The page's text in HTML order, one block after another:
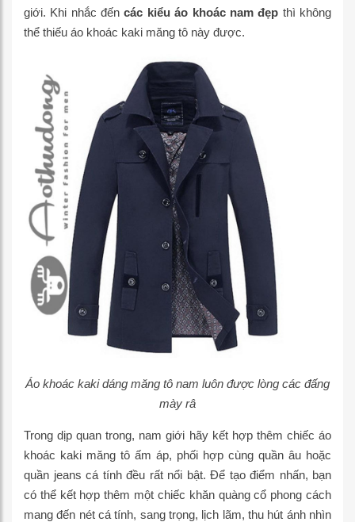
giới. Khi nhắc đếncác kiểu áo khoác nam đẹp thì không
thể thiếu áo khoác kaki măng tô này được.
Áo khoác kaki dáng măng tô nam luôn được lòng các đấng
mày râ
Trong dịp quan trong, nam giới hãy kết hợp thêm chiếc áo
khoác kaki măng tô ấm áp, phối hợp cùng quần âu hoặc
quần jeans cá tính đều rất nổi bật. Để tạo điểm nhấn, bạn
có thể kết hợp thêm một chiếc khăn quàng cổ phong cách
mang đến nét cá tính, sang trọng, lịch lãm, thu hút ánh nhìn